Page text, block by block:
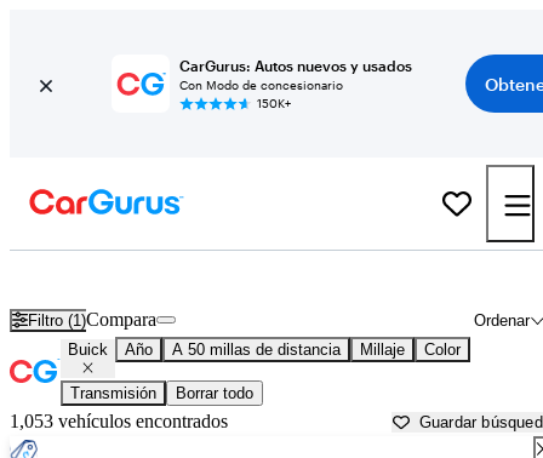
CarGurus: Autos nuevos y usados
Con Modo de concesionario
150K+
Filtro (1) Ordenar
Compara
Buick Año A 50 millas de distancia Millaje Color
Transmisión Borrar todo
1,053 vehículos encontrados Guardar